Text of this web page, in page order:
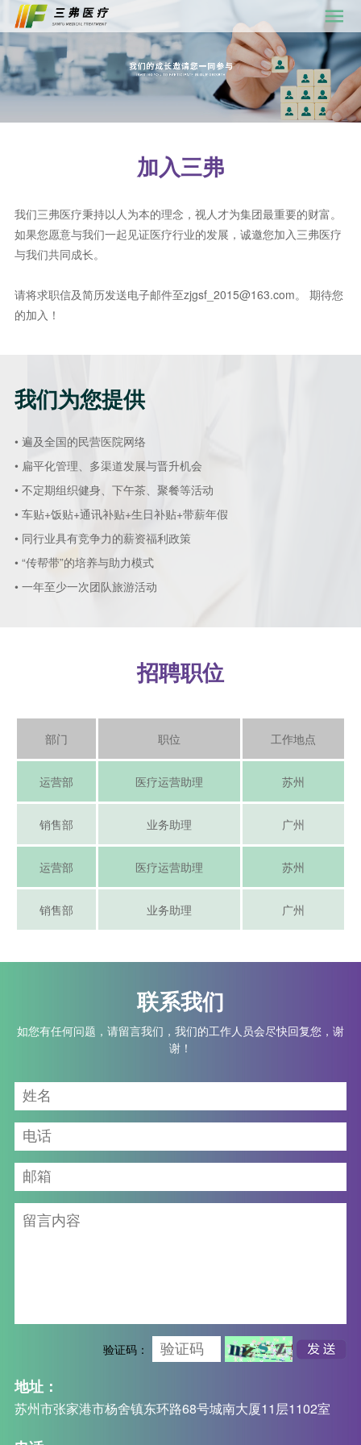
加入三弗
我们三弗医疗秉持以人为本的理念，视人才为集团最重要的财富。
如果您愿意与我们一起见证医疗行业的发展，诚邀您加入三弗医疗
与我们共同成长。
请将求职信及简历发送电子邮件至zjgsf_2015@163.com。 期待您
的加入！
我们为您提供
• 遍及全国的民营医院网络
• 扁平化管理、多渠道发展与晋升机会
• 不定期组织健身、下午茶、聚餐等活动
• 车贴+饭贴+通讯补贴+生日补贴+带薪年假
• 同行业具有竞争力的薪资福利政策
• “传帮带”的培养与助力模式
• 一年至少一次团队旅游活动
招聘职位
部门 职位 工作地点
运营部 医疗运营助理 苏州
销售部 业务助理 广州
运营部 医疗运营助理 苏州
销售部 业务助理 广州
联系我们
如您有任何问题，请留言我们，我们的工作人员会尽快回复您，谢
谢！
验证码：
地址：
苏州市张家港市杨舍镇东环路68号城南大厦11层1102室